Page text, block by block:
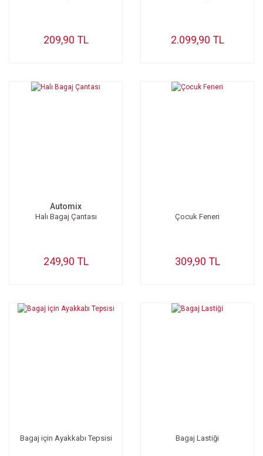
209,90 TL 2.099,90 TL
Automix
Halı Bagaj Çantası
249,90 TL
Çocuk Feneri
309,90 TL
Bagaj için Ayakkabı Tepsisi Bagaj Lastiği